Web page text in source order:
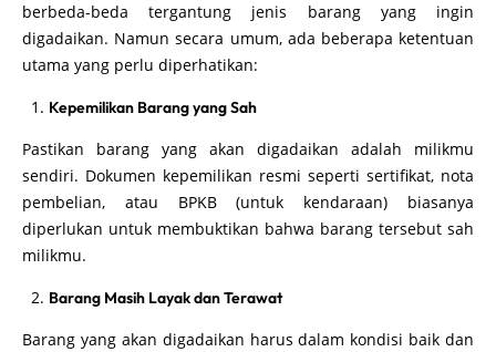
berbeda-beda tergantung jenis barang yang ingin
digadaikan. Namun secara umum, ada beberapa ketentuan
utama yang perlu diperhatikan:
Kepemilikan Barang yang Sah
Pastikan barang yang akan digadaikan adalah milikmu
sendiri. Dokumen kepemilikan resmi seperti sertifikat, nota
pembelian, atau BPKB (untuk kendaraan) biasanya
diperlukan untuk membuktikan bahwa barang tersebut sah
milikmu.
Barang Masih Layak dan Terawat
Barang yang akan digadaikan harus dalam kondisi baik dan